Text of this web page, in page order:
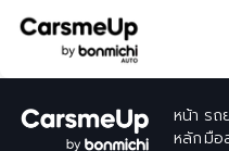
หน้า
หลัก
รถ
มือ